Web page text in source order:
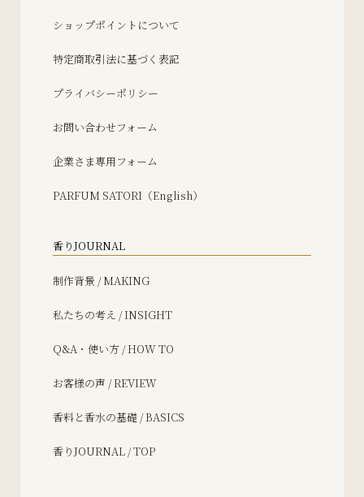
ショップポイントについて
特定商取引法に基づく表記
プライバシーポリシー
お問い合わせフォーム
企業さま専用フォーム
PARFUM SATORI（English）
香りJOURNAL
制作背景 / MAKING
私たちの考え / INSIGHT
Q&A・使い方 / HOW TO
お客様の声 / REVIEW
香料と香水の基礎 / BASICS
香りJOURNAL / TOP